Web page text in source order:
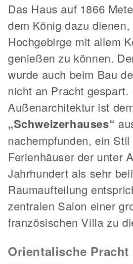
Das Haus auf 1866
dem König dazu dienen,
Hochgebirge mit allem
genießen zu können.
wurde auch beim Bau
nicht an Pracht gespart.
Außenarchitektur ist
„Schweizerhauses“
nachempfunden, ein Stil
Ferienhäuser der unter
Jahrhundert als sehr
Raumaufteilung
zentralen Salon einer
französischen Villa zu
Orientalische Pracht